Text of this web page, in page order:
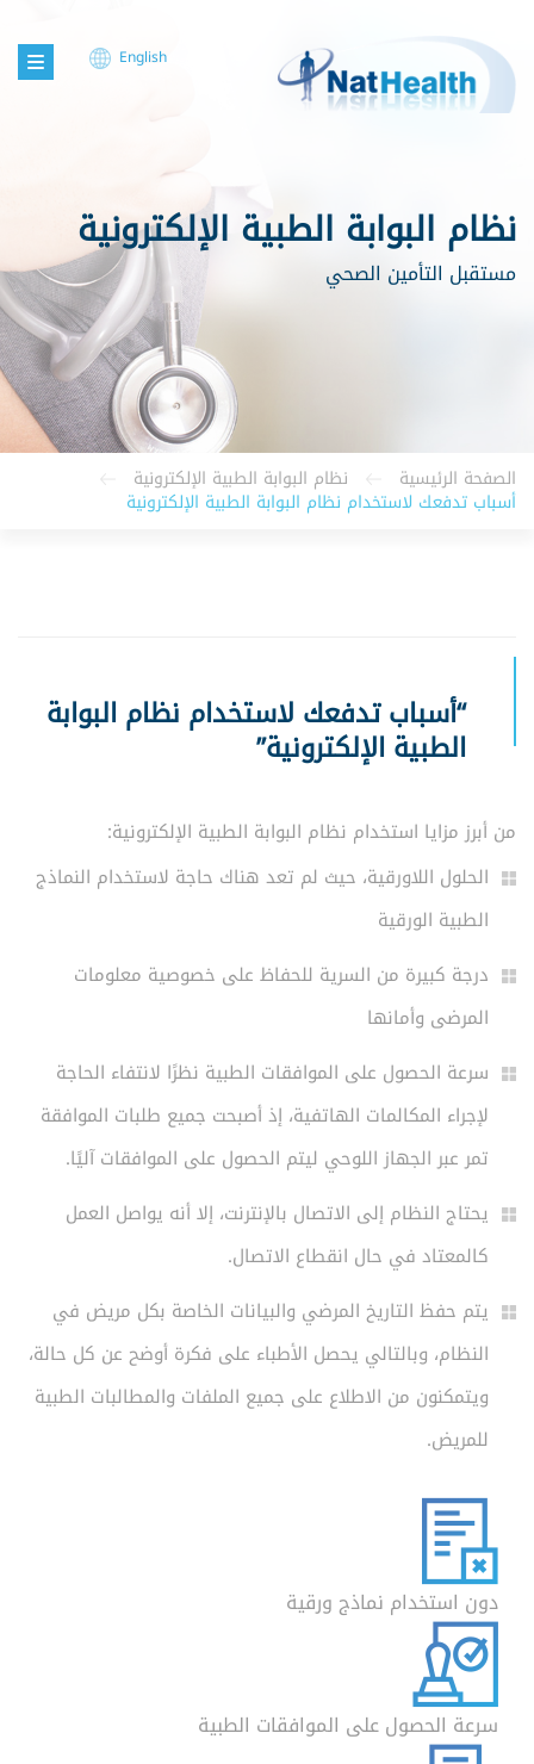
English
نظام البوابة الطبية الإلكترونية
مستقبل التأمين الصحي
الصفحة الرئيسية نظام البوابة الطبية الإلكترونية
أسباب تدفعك لاستخدام نظام البوابة الطبية الإلكترونية
“أسباب تدفعك لاستخدام نظام البوابة
الطبية الإلكترونية”
من أبرز مزايا استخدام نظام البوابة الطبية الإلكترونية:
الحلول اللاورقية، حيث لم تعد هناك حاجة لاستخدام النماذج
الطبية الورقية
درجة كبيرة من السرية للحفاظ على خصوصية معلومات
المرضى وأمانها
سرعة الحصول على الموافقات الطبية نظرًا لانتفاء الحاجة
لإجراء المكالمات الهاتفية، إذ أصبحت جميع طلبات الموافقة
تمر عبر الجهاز اللوحي ليتم الحصول على الموافقات آليًا.
يحتاج النظام إلى الاتصال بالإنترنت، إلا أنه يواصل العمل
كالمعتاد في حال انقطاع الاتصال.
يتم حفظ التاريخ المرضي والبيانات الخاصة بكل مريض في
النظام، وبالتالي يحصل الأطباء على فكرة أوضح عن كل حالة،
ويتمكنون من الاطلاع على جميع الملفات والمطالبات الطبية
للمريض.
دون استخدام نماذج ورقية
سرعة الحصول على الموافقات الطبية